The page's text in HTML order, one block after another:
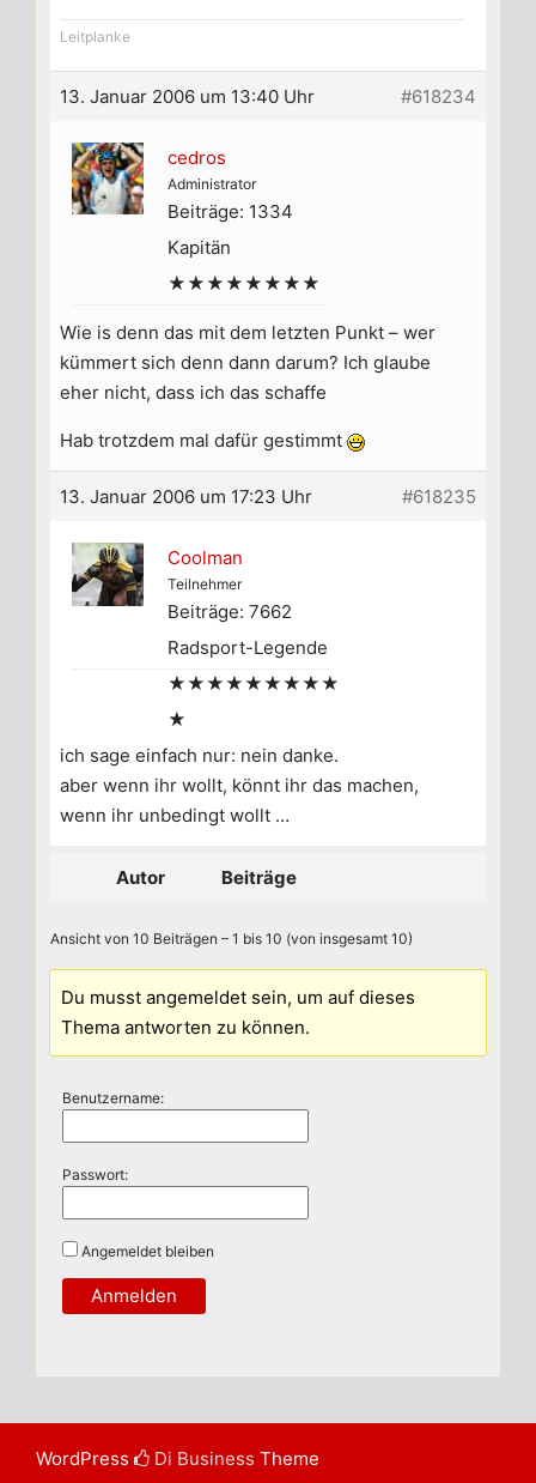
Leitplanke
13. Januar 2006 um 13:40 Uhr #618234
cedros
Administrator
Beiträge: 1334
Kapitän
★★★★★★★★
Wie is denn das mit dem letzten Punkt – wer
kümmert sich denn dann darum? Ich glaube
eher nicht, dass ich das schaffe
Hab trotzdem mal dafür gestimmt
13. Januar 2006 um 17:23 Uhr #618235
Coolman
Teilnehmer
Beiträge: 7662
Radsport-Legende
★★★★★★★★★
★
ich sage einfach nur: nein danke.
aber wenn ihr wollt, könnt ihr das machen,
wenn ihr unbedingt wollt …
Autor Beiträge
Ansicht von 10 Beiträgen – 1 bis 10 (von insgesamt 10)
Du musst angemeldet sein, um auf dieses
Thema antworten zu können.
Benutzername:
Passwort:
Angemeldet bleiben
Anmelden
WordPress Di Business Theme